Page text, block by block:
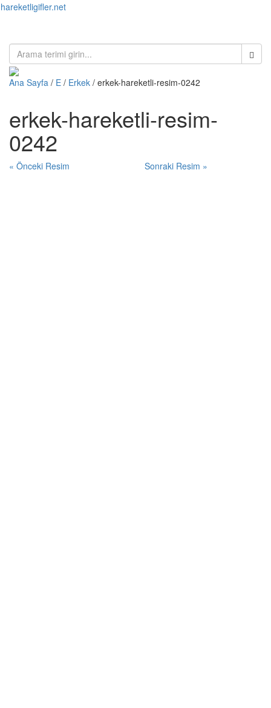
hareketligifler.net
Ana Sayfa / E / Erkek / erkek-hareketli-resim-0242
erkek-hareketli-resim-
0242
« Önceki Resim Sonraki Resim »